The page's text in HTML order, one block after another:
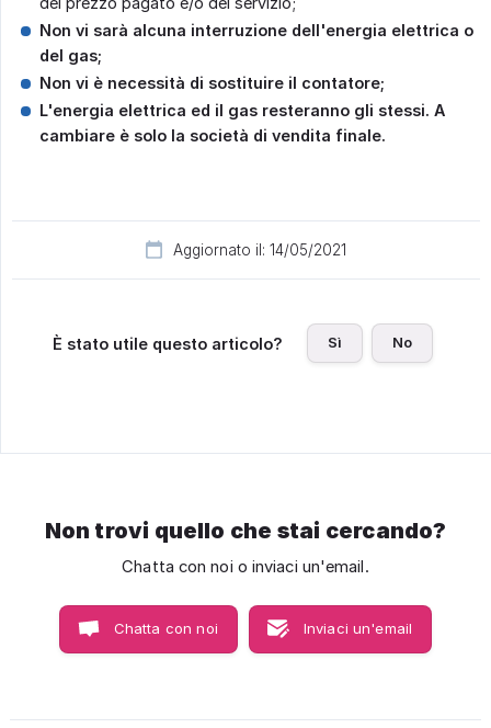
Non vi sarà alcuna interruzione dell'energia elettrica o
del gas;
Non vi è necessità di sostituire il contatore;
L'energia elettrica ed il gas resteranno gli stessi. A
cambiare è solo la società di vendita finale.
Aggiornato il: 14/05/2021
È stato utile questo articolo? Sì No
Non trovi quello che stai cercando?
Chatta con noi o inviaci un'email.
Chatta con noi Inviaci un'email